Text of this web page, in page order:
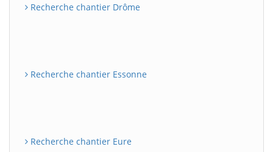
Recherche chantier Drôme
Recherche chantier Essonne
Recherche chantier Eure